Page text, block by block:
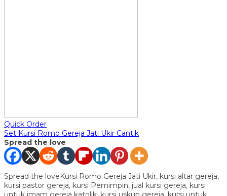
Quick Order
Set Kursi Romo Gereja Jati Ukir Cantik
Spread the love
Spread the loveKursi Romo Gereja Jati Ukir, kursi altar gereja,
kursi pastor gereja, kursi Pemimpin, jual kursi gereja, kursi